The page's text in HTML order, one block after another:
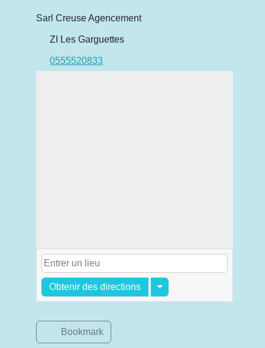
Sarl Creuse Agencement
ZI Les Garguettes
0555520833
Obtenir des directions
Bookmark